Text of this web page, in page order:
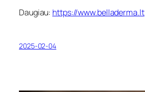
Daugiau: https://www.belladerma.lt
2025-02-04